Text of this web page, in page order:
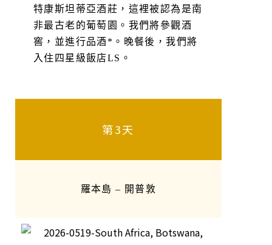
特康斯坦蒂亞酒莊，這裡被認為是南
非最古老的葡萄園。我們將參觀酒
窖，並進行品酒*。晚餐後，我們將
入住四星級飯店LS。
第3天
羅本島 – 開普敦